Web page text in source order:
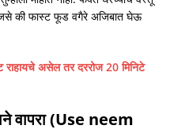
जसे की फास्ट फूड वगैरे अजिबात घेऊ
राहायचे असेल तर दररोज 20 मिनिटे
वापरा (Use neem